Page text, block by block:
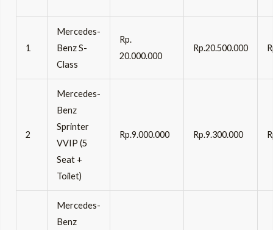
1
Mercedes-
Benz S-
Class
Rp.
20.000.000
Rp.20.500.000
2
Mercedes-
Benz
Sprinter
VVIP (5
Seat +
Toilet)
Rp.9.000.000 Rp.9.300.000
Mercedes-
Benz